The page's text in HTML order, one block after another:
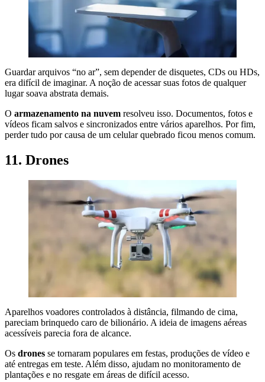
Guardar arquivos “no ar”, sem depender de disquetes, CDs ou HDs,
era difícil de imaginar. A noção de acessar suas fotos de qualquer
lugar soava abstrata demais.
O armazenamento na nuvem resolveu isso. Documentos, fotos e
vídeos ficam salvos e sincronizados entre vários aparelhos. Por fim,
perder tudo por causa de um celular quebrado ficou menos comum.
11. Drones
Aparelhos voadores controlados à distância, filmando de cima,
pareciam brinquedo caro de bilionário. A ideia de imagens aéreas
acessíveis parecia fora de alcance.
Os drones se tornaram populares em festas, produções de vídeo e
até entregas em teste. Além disso, ajudam no monitoramento de
plantações e no resgate em áreas de difícil acesso.